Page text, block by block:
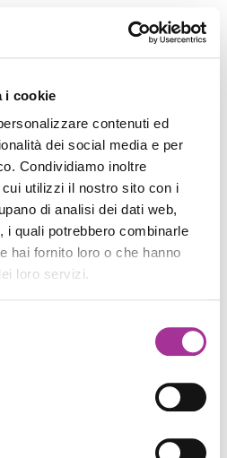
i cookie
contenuti ed
dei social media e per
Condividiamo inoltre
utilizzi il nostro sito con i
di analisi dei dati web,
i quali potrebbero combinarle
hai fornito loro o che hanno
loro servizi.